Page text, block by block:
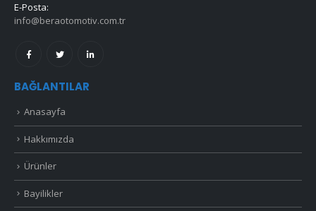
E-Posta:
info@beraotomotiv.com.tr
BAĞLANTILAR
Anasayfa
Hakkımızda
Ürünler
Bayilikler